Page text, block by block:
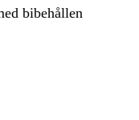
bibehållen